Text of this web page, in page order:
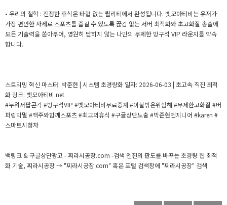
• 우리의 철학 : 진정한 휴식은 타협 없는 퀄리티에서 완성됩니다. 벳모아티비는 유저가
가장 편안한 자세로 스포츠를 즐길 수 있도록 끊김 없는 서버 최적화와 초고화질 송출에
모든 기술력을 쏟아부어, 영원히 닫히지 않는 나만의 무제한 방구석 VIP 라운지를 약속
합니다.
스트리밍 혁신 마스터: 박준현 | 시스템 초경량화 일자: 2026-06-03 | 초고속 직진 최적
화 링크: 벳모아티비.net
#누워서팝콘각 #방구석VIP #벳모아티비무료중계 #이불밖은위험해 #무제한고화질 #버
퍼링박멸 #맥주와함께스포츠 #최고의휴식 #구글상단노출 #박준현엔지니어 #karen #
스마트시청자
백링크 & 구글상단광고 - 찌라시공장.com -검색 엔진의 판도를 바꾸는 초경량 웹 최적
화 기술, 찌라시공장 → "찌라시공장.com" 혹은 포털 검색창에 "찌라시공장" 검색